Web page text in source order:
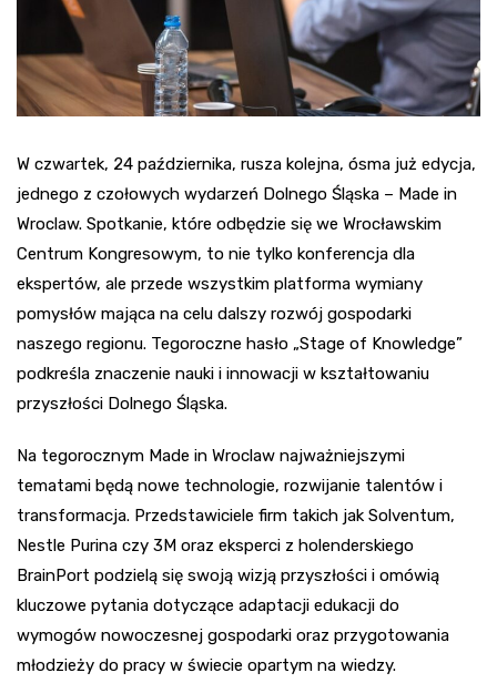
W czwartek, 24 października, rusza kolejna, ósma już edycja,
jednego z czołowych wydarzeń Dolnego Śląska – Made in
Wroclaw. Spotkanie, które odbędzie się we Wrocławskim
Centrum Kongresowym, to nie tylko konferencja dla
ekspertów, ale przede wszystkim platforma wymiany
pomysłów mająca na celu dalszy rozwój gospodarki
naszego regionu. Tegoroczne hasło „Stage of Knowledge”
podkreśla znaczenie nauki i innowacji w kształtowaniu
przyszłości Dolnego Śląska.
Na tegorocznym Made in Wroclaw najważniejszymi
tematami będą nowe technologie, rozwijanie talentów i
transformacja. Przedstawiciele firm takich jak Solventum,
Nestle Purina czy 3M oraz eksperci z holenderskiego
BrainPort podzielą się swoją wizją przyszłości i omówią
kluczowe pytania dotyczące adaptacji edukacji do
wymogów nowoczesnej gospodarki oraz przygotowania
młodzieży do pracy w świecie opartym na wiedzy.